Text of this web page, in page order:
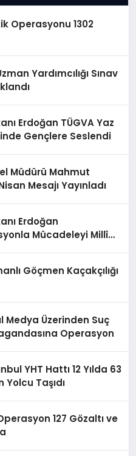
Operasyonu 1302
Yardımcılığı Sınav
Erdoğan TÜGVA Yaz
Gençlere Seslendi
Müdürü Mahmut
Mesajı Yayınladı
Erdoğan
Mücadeleyi Millî
Göçmen Kaçakçılığı
Medya Üzerinden Suç
Operasyon
YHT Hattı 12 Yılda 63
Yolcu Taşıdı
127 Gözaltı ve